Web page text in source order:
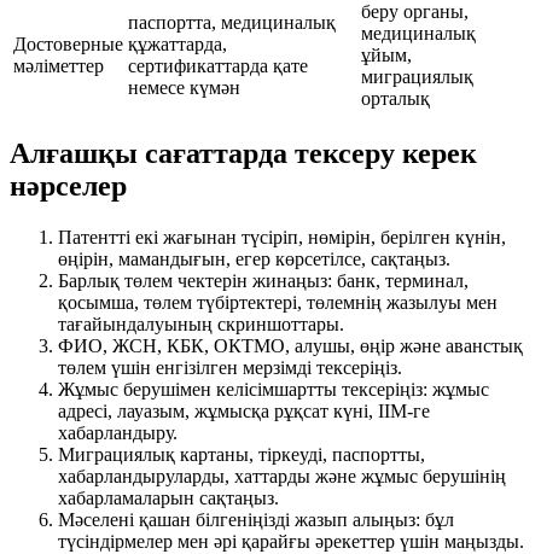
Достоверные
мәліметтер
паспортта, медициналық
құжаттарда,
сертификаттарда қате
немесе күмән
беру органы,
медициналық
ұйым,
миграциялық
орталық
Алғашқы сағаттарда тексеру керек
нәрселер
Патентті екі жағынан түсіріп, нөмірін, берілген күнін,
өңірін, мамандығын, егер көрсетілсе, сақтаңыз.
Барлық төлем чектерін жинаңыз: банк, терминал,
қосымша, төлем түбіртектері, төлемнің жазылуы мен
тағайындалуының скриншоттары.
ФИО, ЖСН, КБК, ОКТМО, алушы, өңір және аванстық
төлем үшін енгізілген мерзімді тексеріңіз.
Жұмыс берушімен келісімшартты тексеріңіз: жұмыс
адресі, лауазым, жұмысқа рұқсат күні, ІІМ-ге
хабарландыру.
Миграциялық картаны, тіркеуді, паспортты,
хабарландыруларды, хаттарды және жұмыс берушінің
хабарламаларын сақтаңыз.
Мәселені қашан білгеніңізді жазып алыңыз: бұл
түсіндірмелер мен әрі қарайғы әрекеттер үшін маңызды.